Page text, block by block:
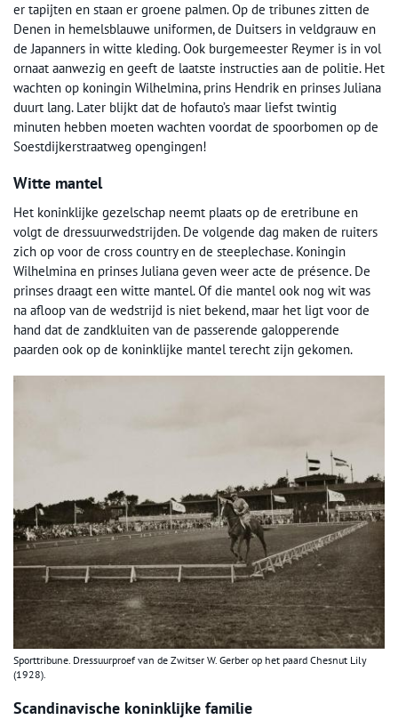
er tapijten en staan er groene palmen. Op de tribunes zitten de
Denen in hemelsblauwe uniformen, de Duitsers in veldgrauw en
de Japanners in witte kleding. Ook burgemeester Reymer is in vol
ornaat aanwezig en geeft de laatste instructies aan de politie. Het
wachten op koningin Wilhelmina, prins Hendrik en prinses Juliana
duurt lang. Later blijkt dat de hofauto’s maar liefst twintig
minuten hebben moeten wachten voordat de spoorbomen op de
Soestdijkerstraatweg opengingen!
Witte mantel
Het koninklijke gezelschap neemt plaats op de eretribune en
volgt de dressuurwedstrijden. De volgende dag maken de ruiters
zich op voor de cross country en de steeplechase. Koningin
Wilhelmina en prinses Juliana geven weer acte de présence. De
prinses draagt een witte mantel. Of die mantel ook nog wit was
na afloop van de wedstrijd is niet bekend, maar het ligt voor de
hand dat de zandkluiten van de passerende galopperende
paarden ook op de koninklijke mantel terecht zijn gekomen.
Sporttribune. Dressuurproef van de Zwitser W. Gerber op het paard Chesnut Lily
(1928).
Scandinavische koninklijke familie